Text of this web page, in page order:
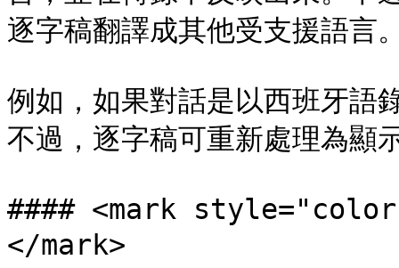
逐字稿翻譯成其他受支援語言
例如，如果對話是以西班牙語
不過，逐字稿可重新處理為顯
#### <mark style="color:
</mark>